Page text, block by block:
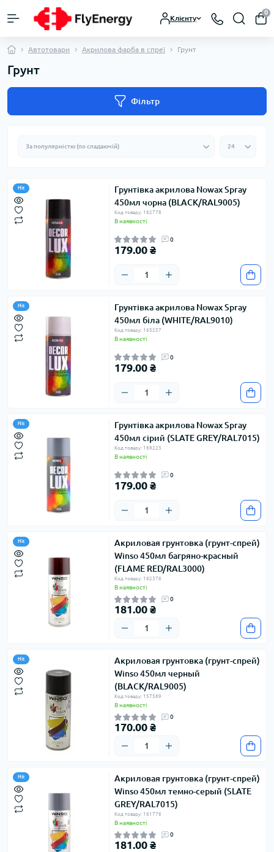
Клієнту
0
Автотовари Акрилова фарба в спреї Грунт
Грунт
Фільтр
Hit
Грунтівка акрилова Nowax Spray
450мл чорна (BLACK/RAL9005)
Код товару: 162778
В наявності
0
179.00 ₴
Hit
Грунтівка акрилова Nowax Spray
450мл біла (WHITE/RAL9010)
Код товару: 165257
В наявності
0
179.00 ₴
Hit
Грунтівка акрилова Nowax Spray
450мл сірий (SLATE GREY/RAL7015)
Код товару: 168223
В наявності
0
179.00 ₴
Hit
Акриловая грунтовка (грунт-спрей)
Winso 450мл багряно-красный
(FLAME RED/RAL3000)
Код товару: 162376
В наявності
0
181.00 ₴
Hit
Акриловая грунтовка (грунт-спрей)
Winso 450мл черный
(BLACK/RAL9005)
Код товару: 157589
В наявності
0
170.00 ₴
Hit
Акриловая грунтовка (грунт-спрей)
Winso 450мл темно-серый (SLATE
GREY/RAL7015)
Код товару: 161776
В наявності
0
181.00 ₴